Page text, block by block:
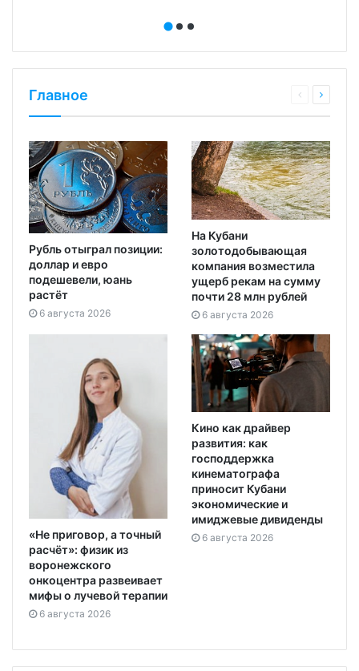
Главное
Рубль отыграл позиции:
доллар и евро
подешевели, юань
растёт
6 августа 2026
На Кубани
золотодобывающая
компания возместила
ущерб рекам на сумму
почти 28 млн рублей
6 августа 2026
«Не приговор, а точный
расчёт»: физик из
воронежского
онкоцентра развеивает
мифы о лучевой терапии
6 августа 2026
Кино как драйвер
развития: как
господдержка
кинематографа
приносит Кубани
экономические и
имиджевые дивиденды
6 августа 2026